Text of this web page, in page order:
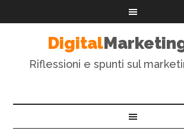
Digital
Riflessioni e spunti sul